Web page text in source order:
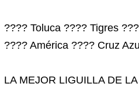
???? Toluca ???? Tigres
???? América ???? Cruz
LA MEJOR LIGUILLA DE